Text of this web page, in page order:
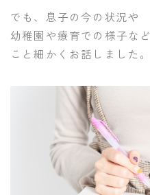
でも、息子の今の状況や
幼稚園や療育での様子など
こと細かくお話しました。